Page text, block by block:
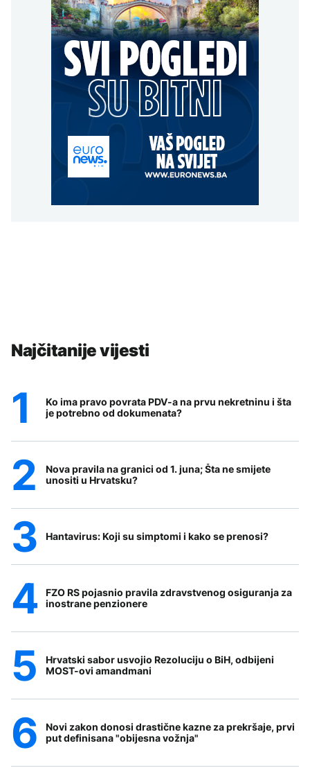
Najčitanije vijesti
Ko ima pravo povrata PDV-a na prvu nekretninu i šta
je potrebno od dokumenata?
Nova pravila na granici od 1. juna; Šta ne smijete
unositi u Hrvatsku?
Hantavirus: Koji su simptomi i kako se prenosi?
FZO RS pojasnio pravila zdravstvenog osiguranja za
inostrane penzionere
Hrvatski sabor usvojio Rezoluciju o BiH, odbijeni
MOST-ovi amandmani
Novi zakon donosi drastične kazne za prekršaje, prvi
put definisana "obijesna vožnja"